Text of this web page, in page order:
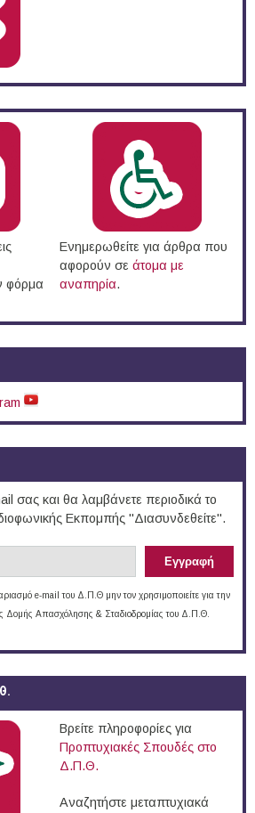
φόρμα
Ενημερωθείτε για άρθρα που
αφορούν σε άτομα με
αναπηρία.
σας και θα λαμβάνετε περιοδικά το
Εκπομπής "Διασυνδεθείτε".
e-mail του Δ.Π.Θ μην τον χρησιμοποιείτε για την
Δομής Απασχόλησης & Σταδιοδρομίας του Δ.Π.Θ.
Βρείτε πληροφορίες για
Προπτυχιακές Σπουδές στο
Δ.Π.Θ.
Αναζητήστε μεταπτυχιακά